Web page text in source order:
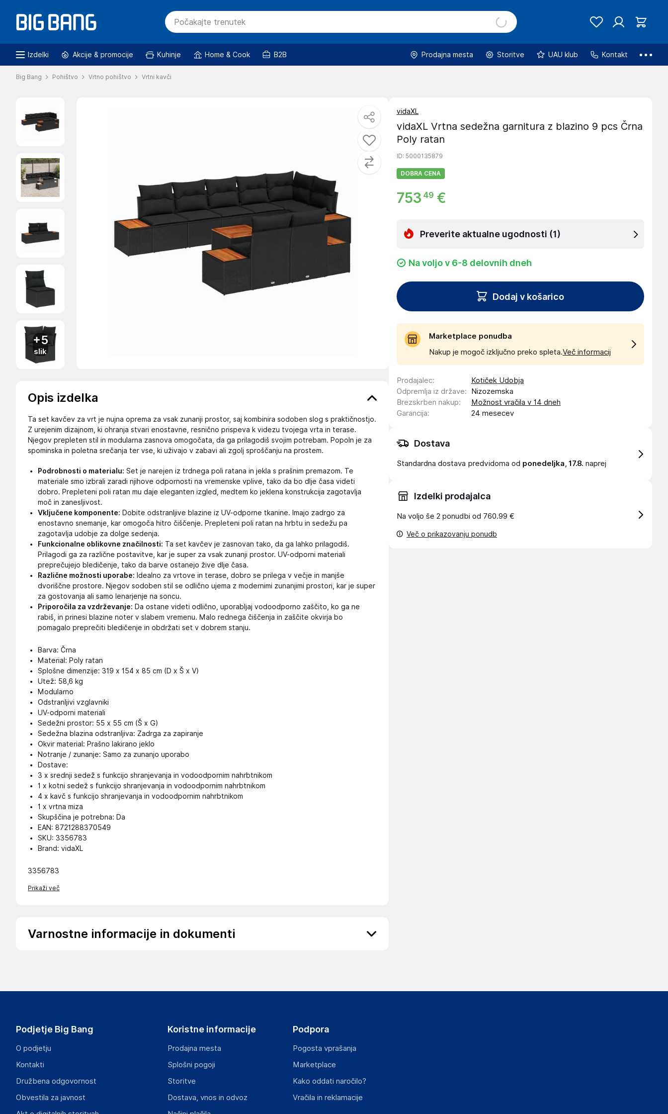
Izdelki Akcije & promocije Kuhinje Home & Cook B2B Prodajna mesta Storitve UAU klub Kontakt
Big Bang Pohištvo Vrtno pohištvo Vrtni kavči
+5
slik
Opis izdelka
Ta set kavčev za vrt je nujna oprema za vsak zunanji prostor, saj kombinira sodoben slog s praktičnostjo.
Z urejenim dizajnom, ki ohranja stvari enostavne, resnično prispeva k videzu tvojega vrta in terase.
Njegov prepleten stil in modularna zasnova omogočata, da ga prilagodiš svojim potrebam. Popoln je za
spominska in poletna srečanja ter vse, ki uživajo v zabavi ali zgolj sproščanju na prostem.
Podrobnosti o materialu: Set je narejen iz trdnega poli ratana in jekla s prašnim premazom. Te
materiale smo izbrali zaradi njihove odpornosti na vremenske vplive, tako da bo dlje časa videti
dobro. Prepleteni poli ratan mu daje eleganten izgled, medtem ko jeklena konstrukcija zagotavlja
moč in zanesljivost.
Vključene komponente: Dobite odstranljive blazine iz UV-odporne tkanine. Imajo zadrgo za
enostavno snemanje, kar omogoča hitro čiščenje. Prepleteni poli ratan na hrbtu in sedežu pa
zagotavlja udobje za dolge sedenja.
Funkcionalne oblikovne značilnosti: Ta set kavčev je zasnovan tako, da ga lahko prilagodiš.
Prilagodi ga za različne postavitve, kar je super za vsak zunanji prostor. UV-odporni materiali
preprečujejo bledičenje, tako da barve ostanejo žive dlje časa.
Različne možnosti uporabe: Idealno za vrtove in terase, dobro se prilega v večje in manjše
dvoriščne prostore. Njegov sodoben stil se odlično ujema z modernimi zunanjimi prostori, kar je super
za gostovanja ali samo lenarjenje na soncu.
Priporočila za vzdrževanje: Da ostane videti odlično, uporabljaj vodoodporno zaščito, ko ga ne
rabiš, in prinesi blazine noter v slabem vremenu. Malo rednega čiščenja in zaščite okvirja bo
pomagalo preprečiti bledičenje in obdržati set v dobrem stanju.
Barva: Črna
Material: Poly ratan
Splošne dimenzije: 319 x 154 x 85 cm (D x Š x V)
Utež: 58,6 kg
Modularno
Odstranljivi vzglavniki
UV-odporni materiali
Sedežni prostor: 55 x 55 cm (Š x G)
Sedežna blazina odstranljiva: Zadrga za zapiranje
Okvir material: Prašno lakirano jeklo
Notranje / zunanje: Samo za zunanjo uporabo
Dostave:
3 x srednji sedež s funkcijo shranjevanja in vodoodpornim nahrbtnikom
1 x kotni sedež s funkcijo shranjevanja in vodoodpornim nahrbtnikom
4 x kavč s funkcijo shranjevanja in vodoodpornim nahrbtnikom
1 x vrtna miza
Skupščina je potrebna: Da
EAN: 8721288370549
SKU: 3356783
Brand: vidaXL
3356783
Prikaži več
Varnostne informacije in dokumenti
https://www.vidaxl.nl/
Gospodarski subjekt s sedežem v EU, ki zagotavlja skladnost izdelka z zahtevanimi predpisi.
Mary Kingsleystraat 1, 5928 SK Venlo
vidaXL
vidaXL Vrtna sedežna garnitura z blazino 9 pcs Črna
Poly ratan
ID: 5000135879
DOBRA CENA
753 49 €
Preverite aktualne ugodnosti (1)
Na voljo v 6-8 delovnih dneh
Dodaj v košarico
Marketplace ponudba
Nakup je mogoč izključno preko spleta.Več informacij
Prodajalec:
Kotiček Udobja
Odpremlja iz države:
Nizozemska
Brezskrben nakup:
Možnost vračila v 14 dneh
Garancija: 24 mesecev
Dostava
Standardna dostava predvidoma od ponedeljka, 17.8. naprej
Izdelki prodajalca
Na voljo še 2 ponudbi od 760.99 €
Več o prikazovanju ponudb
Podjetje Big Bang
O podjetju
Kontakti
Družbena odgovornost
Obvestila za javnost
Koristne informacije
Prodajna mesta
Splošni pogoji
Storitve
Dostava, vnos in odvoz
Podpora
Pogosta vprašanja
Marketplace
Kako oddati naročilo?
Vračila in reklamacije